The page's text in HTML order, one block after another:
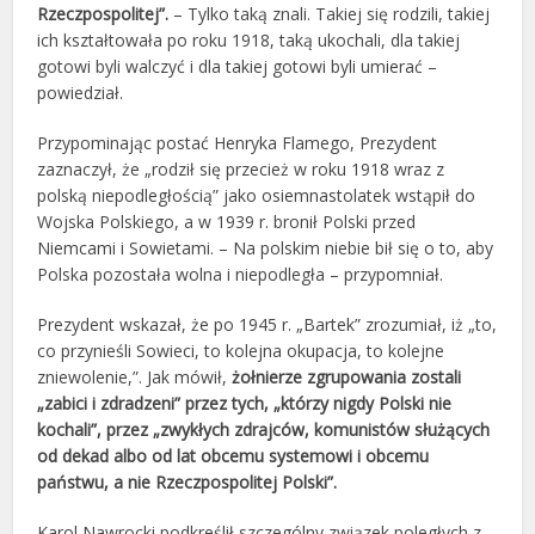
Rzeczpospolitej”. – Tylko taką znali. Takiej się rodzili, takiej
ich kształtowała po roku 1918, taką ukochali, dla takiej
gotowi byli walczyć i dla takiej gotowi byli umierać –
powiedział.
Przypominając postać Henryka Flamego, Prezydent
zaznaczył, że „rodził się przecież w roku 1918 wraz z
polską niepodległością” jako osiemnastolatek wstąpił do
Wojska Polskiego, a w 1939 r. bronił Polski przed
Niemcami i Sowietami. – Na polskim niebie bił się o to, aby
Polska pozostała wolna i niepodległa – przypomniał.
Prezydent wskazał, że po 1945 r. „Bartek” zrozumiał, iż „to,
co przynieśli Sowieci, to kolejna okupacja, to kolejne
zniewolenie,”. Jak mówił,żołnierze zgrupowania zostali
„zabici i zdradzeni” przez tych, „którzy nigdy Polski nie
kochali”, przez „zwykłych zdrajców, komunistów służących
od dekad albo od lat obcemu systemowi i obcemu
państwu, a nie Rzeczpospolitej Polski”.